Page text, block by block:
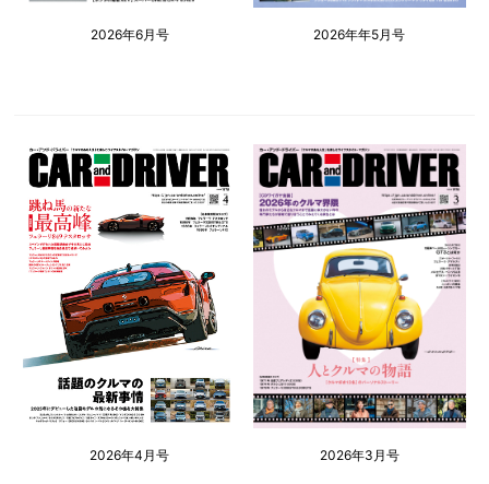
2026年6月号 2026年年5月号
2026年4月号 2026年3月号